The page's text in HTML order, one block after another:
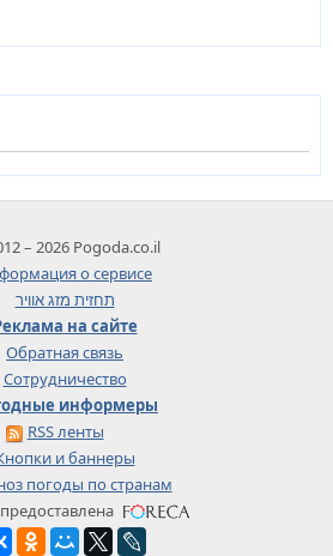
– 2026 Pogoda.co.il
о сервисе
תחזית מזג אוויר
на сайте
Обратная связь
Сотрудничество
информеры
RSS ленты
и баннеры
погоды по странам